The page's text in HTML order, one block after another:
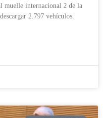
muelle internacional 2 de la
2.797 vehículos.